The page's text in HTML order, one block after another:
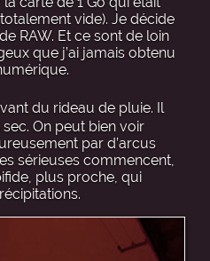
vide). Je décide
RAW. Et ce sont de loin
que j’ai jamais obtenu
du rideau de pluie. Il
On peut bien voir
par d’arcus
sérieuses commencent,
plus proche, qui